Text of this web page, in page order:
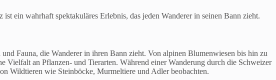
ein wahrhaft spektakuläres Erlebnis, das jeden Wanderer in seinen Bann zieht.
Fauna, die Wanderer in ihren Bann zieht. Von alpinen Blumenwiesen bis hin zu
Vielfalt an Pflanzen- und Tierarten. Während einer Wanderung durch die Schweizer
Wildtieren wie Steinböcke, Murmeltiere und Adler beobachten.